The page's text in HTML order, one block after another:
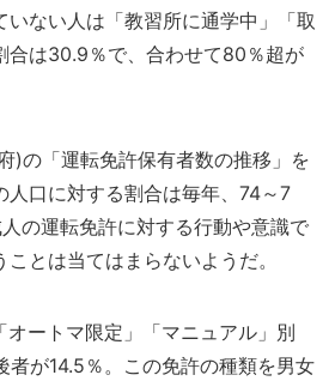
いない人は「教習所に通学中」「取
合は30.9％で、合わせて80％超が
)の「運転免許保有者数の推移」を
人口に対する割合は毎年、74～7
の運転免許に対する行動や意識で
とは当てはまらないようだ。
ートマ限定」「マニュアル」別
者が14.5％。この免許の種類を男女